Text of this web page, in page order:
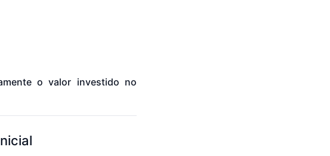
o valor investido no